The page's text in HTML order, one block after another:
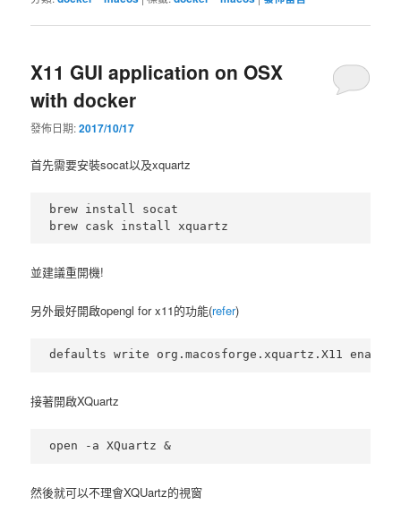
X11 GUI application on OSX
with docker
發佈日期:2017/10/17
首先需要安裝socat以及xquartz
brew install socat
並建議重開機!
另外最好開啟opengl for x11的功能(refer)
接著開啟XQuartz
然後就可以不理會XQUartz的視窗